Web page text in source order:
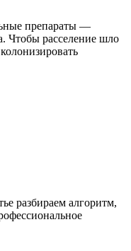
препараты —
Чтобы расселение шло
разбираем алгоритм,